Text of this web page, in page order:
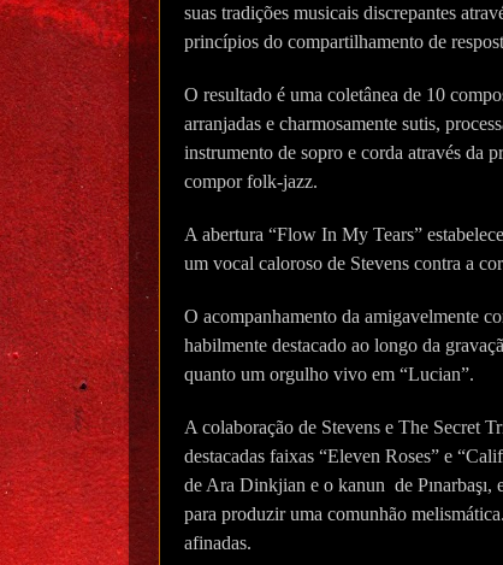
suas tradições musicais discrepantes
princípios do compartilhamento de
O resultado é uma coletânea de 10
arranjadas e charmosamente sutis,
instrumento de sopro e corda através da
compor folk-jazz.
A abertura “Flow In My Tears”
um vocal caloroso de Stevens contra a
O acompanhamento da amigavelmente
habilmente destacado ao longo da
quanto um orgulho vivo em “Lucian”.
A colaboração de Stevens e The Secret
destacadas faixas “Eleven Roses” e
de Ara Dinkjian e o kanun de Pınarbaşı,
para produzir uma comunhão
afinadas.